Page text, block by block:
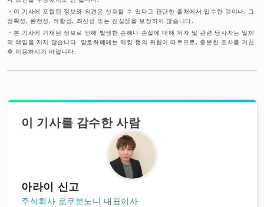
・ 이 기사에 포함된 정보와 의견은 신뢰할 수 있다고 판단한 출처에서 입수한 것이나, 그
정확성, 완전성, 적합성, 최신성 또는 진실성을 보장하지 않습니다.
・ 본 기사에 기재된 정보로 인해 발생한 손해나 손실에 대해 저자 및 관련 당사자는 일체
의 책임을 지지 않습니다. 암호화폐에는 해킹 등의 위험이 따르므로, 충분한 조사를 거친
후 이용하시기 바랍니다.
이 기사를 감수한 사람
아라이 신고
주식회사 로쿠분노니 대표이사